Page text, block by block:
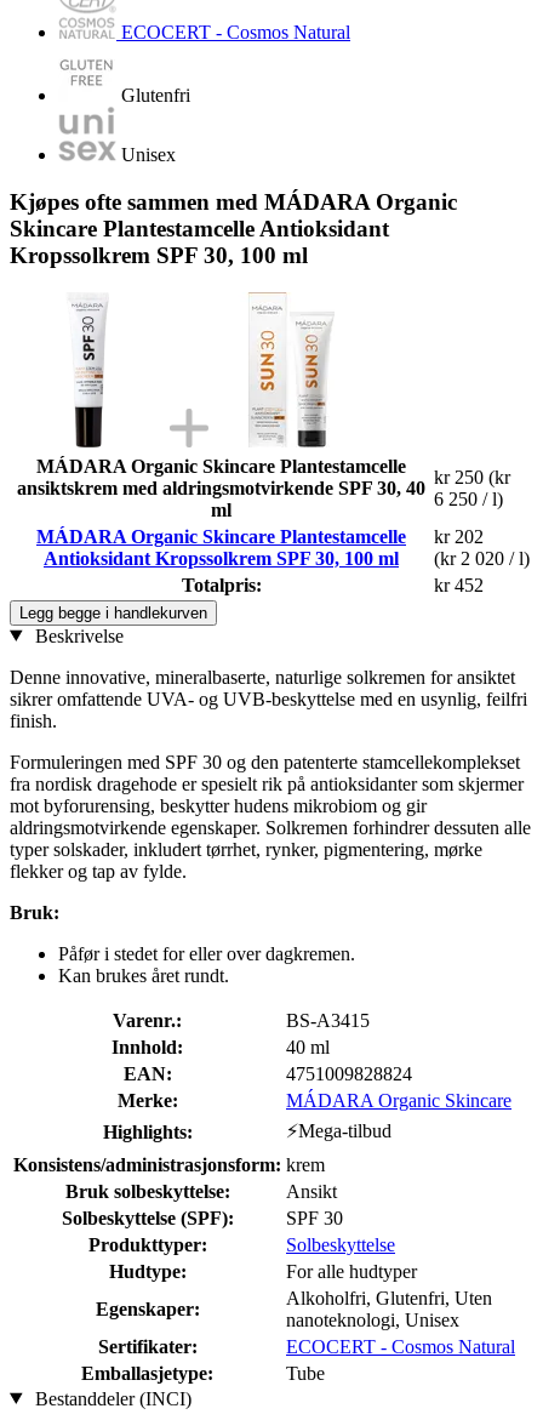
ECOCERT - Cosmos Natural
Glutenfri
Unisex
Kjøpes ofte sammen med MÁDARA Organic
Skincare Plantestamcelle Antioksidant
Kropssolkrem SPF 30, 100 ml
MÁDARA Organic Skincare Plantestamcelle
ansiktskrem med aldringsmotvirkende SPF 30, 40
ml
kr 250 (kr
6 250 / l)
MÁDARA Organic Skincare Plantestamcelle
Antioksidant Kropssolkrem SPF 30, 100 ml
kr 202
(kr 2 020 / l)
Totalpris:
kr 452
Legg begge i handlekurven
Beskrivelse
Denne innovative, mineralbaserte, naturlige solkremen for ansiktet
sikrer omfattende UVA- og UVB-beskyttelse med en usynlig, feilfri
finish.
Formuleringen med SPF 30 og den patenterte stamcellekomplekset
fra nordisk dragehode er spesielt rik på antioksidanter som skjermer
mot byforurensing, beskytter hudens mikrobiom og gir
aldringsmotvirkende egenskaper. Solkremen forhindrer dessuten alle
typer solskader, inkludert tørrhet, rynker, pigmentering, mørke
flekker og tap av fylde.
Bruk:
Påfør i stedet for eller over dagkremen.
Kan brukes året rundt.
Varenr.:
BS-A3415
Innhold:
40 ml
EAN:
4751009828824
Merke:
MÁDARA Organic Skincare
Highlights:
⚡Mega-tilbud
Konsistens/administrasjonsform: krem
Bruk solbeskyttelse:
Ansikt
Solbeskyttelse (SPF):
SPF 30
Produkttyper:
Solbeskyttelse
Hudtype:
For alle hudtyper
Egenskaper:
Alkoholfri, Glutenfri, Uten
nanoteknologi, Unisex
Sertifikater:
ECOCERT - Cosmos Natural
Emballasjetype:
Tube
Bestanddeler (INCI)